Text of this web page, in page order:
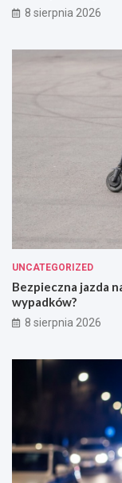
8 sierpnia 2026
UNCATEGORIZED
Bezpieczna jazda
wypadków?
8 sierpnia 2026